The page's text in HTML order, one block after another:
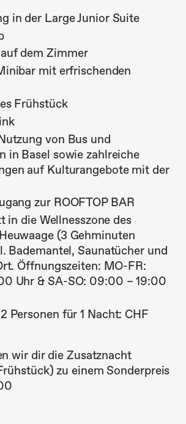
in der Large Junior Suite
dem Zimmer
mit erfrischenden
Frühstück
von Bus und
in Basel sowie zahlreiche
auf Kulturangebote mit der
zur ROOFTOP BAR
in die Wellnesszone des
(3 Gehminuten
Bademantel, Saunatücher und
Öffnungszeiten: MO-FR:
Uhr & SA-SO: 09:00 – 19:00
Personen für 1 Nacht: CHF
wir dir die Zusatznacht
zu einem Sonderpreis